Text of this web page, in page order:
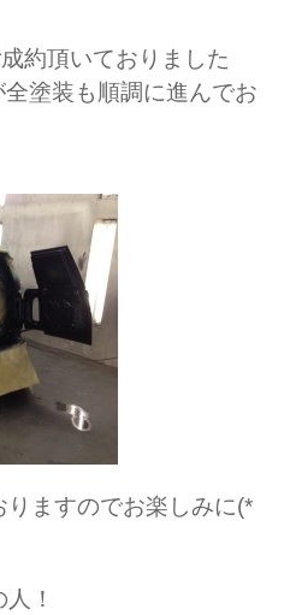
約頂いておりました
塗装も順調に進んでお
ますのでお楽しみに(*
！